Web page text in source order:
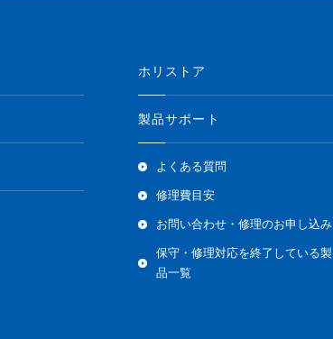
ホリストア
製品サポート
よくある質問
修理費目安
お問い合わせ・修理のお申し込み
保守・修理対応を終了している製
品一覧